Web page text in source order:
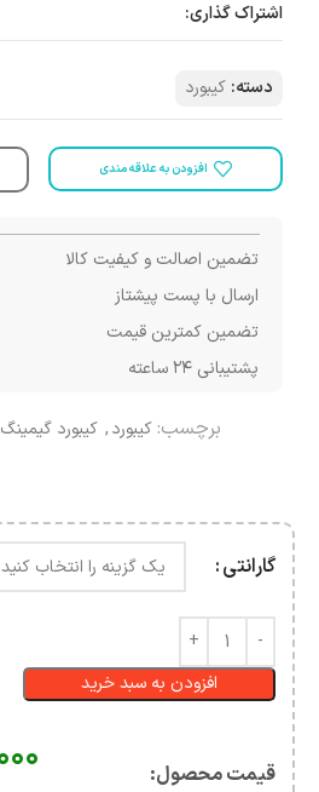
اشتراک گذاری:
دسته: کیبورد
افزودن به علاقه مندی
تضمین اصالت و کیفیت کالا
ارسال با پست پیشتاز
تضمین کمترین قیمت
پشتیبانی ۲۴ ساعته
برچسب: کیبورد, کیبورد گیمینگ
گارانتی
افزودن به سبد خرید
قیمت محصول:​